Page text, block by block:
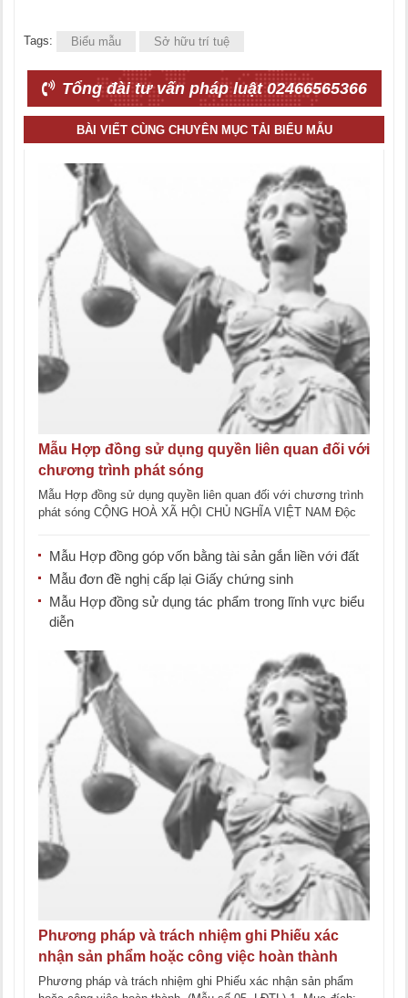
Tags: Biểu mẫu Sở hữu trí tuệ
Tổng đài tư vấn pháp luật 02466565366
BÀI VIẾT CÙNG CHUYÊN MỤC TẢI BIỂU MẪU
Mẫu Hợp đồng sử dụng quyền liên quan đối với
chương trình phát sóng
Mẫu Hợp đồng sử dụng quyền liên quan đối với chương trình
phát sóng CỘNG HOÀ XÃ HỘI CHỦ NGHĨA VIỆT NAM Độc
Mẫu Hợp đồng góp vốn bằng tài sản gắn liền với đất
Mẫu đơn đề nghị cấp lại Giấy chứng sinh
Mẫu Hợp đồng sử dụng tác phẩm trong lĩnh vực biểu
diễn
Phương pháp và trách nhiệm ghi Phiếu xác
nhận sản phẩm hoặc công việc hoàn thành
Phương pháp và trách nhiệm ghi Phiếu xác nhận sản phẩm